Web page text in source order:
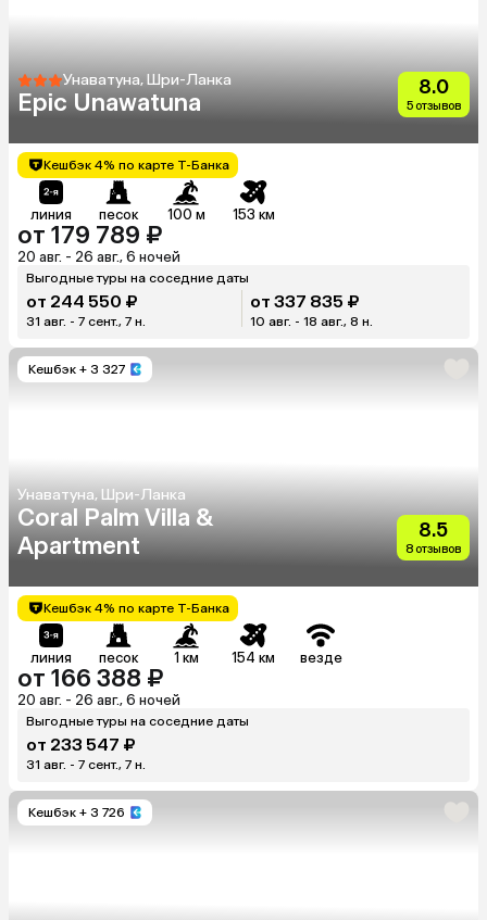
Унаватуна, Шри-Ланка
Epic Unawatuna
8.0
5 отзывов
Кешбэк 4% по карте Т-Банка
линия песок 100 м 153 км
от 179 789 ₽
20 авг. - 26 авг., 6 ночей
Выгодные туры на соседние даты
от 244 550 ₽
31 авг. - 7 сент., 7 н.
от 337 835 ₽
10 авг. - 18 авг., 8 н.
Кешбэк + 3 327
Унаватуна, Шри-Ланка
Coral Palm Villa &
Apartment
8.5
8 отзывов
Кешбэк 4% по карте Т-Банка
линия песок 1 км 154 км везде
от 166 388 ₽
20 авг. - 26 авг., 6 ночей
Выгодные туры на соседние даты
от 233 547 ₽
31 авг. - 7 сент., 7 н.
Кешбэк + 3 726